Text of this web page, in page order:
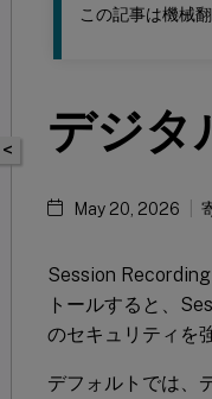
<
この記事は機械
デジタ
May 20, 2026
Session
トールすると、
のセキュリティを
デフォルトでは、